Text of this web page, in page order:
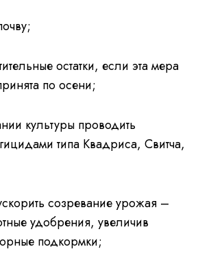
остатки, если эта мера
по осени;
культуры проводить
типа Квадриса, Свитча,
созревание урожая –
удобрения, увеличив
подкормки;